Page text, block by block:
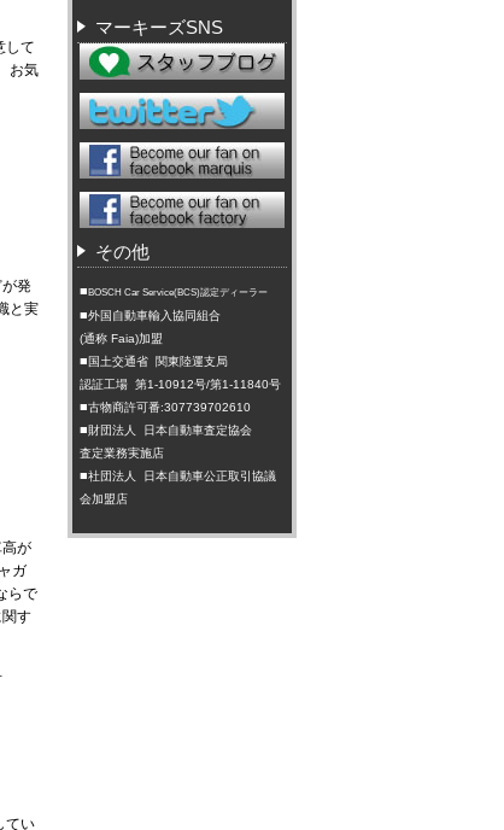
して
お気
発
と実
が
ガ
らで
す
てい
マーキーズSNS
その他
■ BOSCH Car Service(BCS)認定ディーラー
■外国自動車輸入協同組合
(通称 Faia)加盟
■国土交通省 関東陸運支局
認証工場 第1-10912号/第1-11840号
■古物商許可番:307739702610
■財団法人 日本自動車査定協会
査定業務実施店
■社団法人 日本自動車公正取引協議
会加盟店